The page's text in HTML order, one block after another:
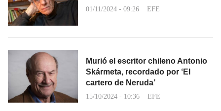
01/11/2024 - 09:26 EFE
Murió el escritor chileno Antonio
Skármeta, recordado por ‘El
cartero de Neruda’
15/10/2024 - 10:36 EFE